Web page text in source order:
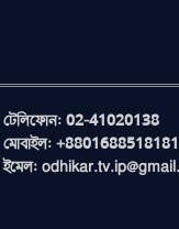
টেলিফোন: 02-41020138
মোবাইল: +8801688518181
ইমেল: